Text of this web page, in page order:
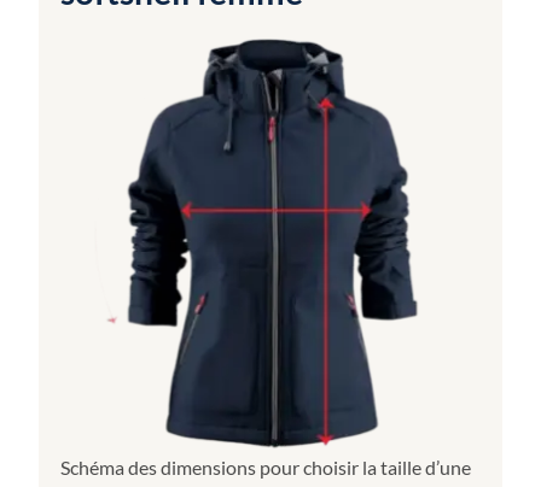
Schéma des dimensions pour choisir la taille d’une